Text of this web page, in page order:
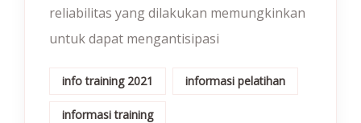
reliabilitas yang dilakukan memungkinkan
untuk dapat mengantisipasi
info training 2021 informasi pelatihan
informasi training